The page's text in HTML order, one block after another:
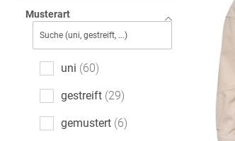
ZWILLINGSHERZ
ginatricot 2
miss goodlife
Musterart
uni 60
gestreift 29
gemustert 6